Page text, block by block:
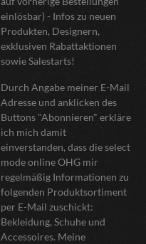
einlösbar) - Infos zu neuen
Produkten, Designern,
exklusiven Rabattaktionen
sowie Salestarts!
Durch Angabe meiner E-Mail
Adresse und anklicken des
Buttons "Abonnieren" erkläre
ich mich damit
einverstanden, dass die select
mode online OHG mir
regelmäßig Informationen zu
folgenden Produktsortiment
per E-Mail zuschickt:
Bekleidung, Schuhe und
Accessoires. Meine